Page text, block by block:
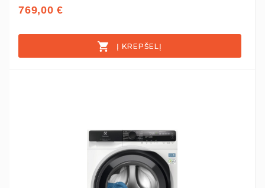
769,00 €
Į KREPŠELĮ